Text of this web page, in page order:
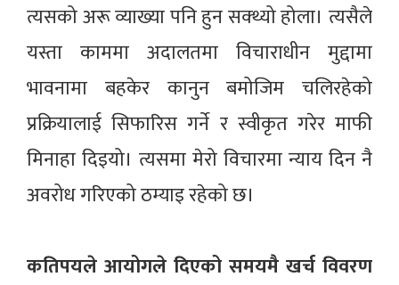
त्यसको अरू व्याख्या पनि हुन सक्थ्यो होला। त्यसैले
यस्ता काममा अदालतमा विचाराधीन मुद्दामा
भावनामा बहकेर कानुन बमोजिम चलिरहेको
प्रक्रियालाई सिफारिस गर्ने र स्वीकृत गरेर माफी
मिनाहा दिइयो। त्यसमा मेरो विचारमा न्याय दिन नै
अवरोध गरिएको ठम्याइ रहेको छ।
कतिपयले आयोगले दिएको समयमै खर्च विवरण